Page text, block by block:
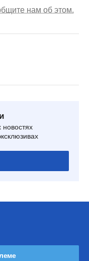
нам об этом.